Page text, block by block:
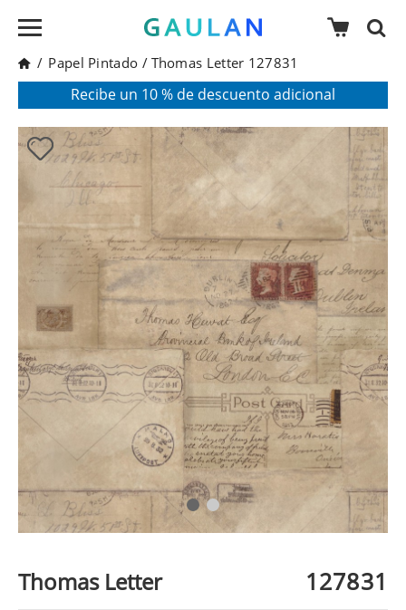
/ Papel Pintado / Thomas Letter 127831
Pon en tu cesta el código: AGOSTO2026
Recibe un 10 % de descuento adicional
* Válido para pedidos superiores a 120€
Thomas Letter 127831